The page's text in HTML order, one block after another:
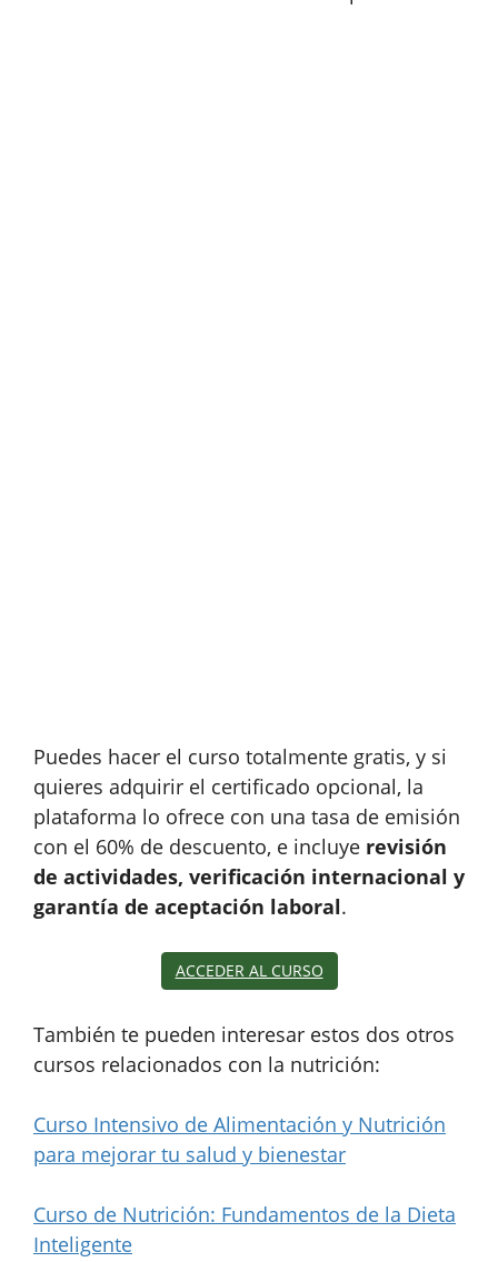
Puedes hacer el curso totalmente gratis, y si
quieres adquirir el certificado opcional, la
plataforma lo ofrece con una tasa de emisión
con el 60% de descuento, e incluye revisión
de actividades, verificación internacional y
garantía de aceptación laboral.
ACCEDER AL CURSO
También te pueden interesar estos dos otros
cursos relacionados con la nutrición:
Curso Intensivo de Alimentación y Nutrición
para mejorar tu salud y bienestar
Curso de Nutrición: Fundamentos de la Dieta
Inteligente